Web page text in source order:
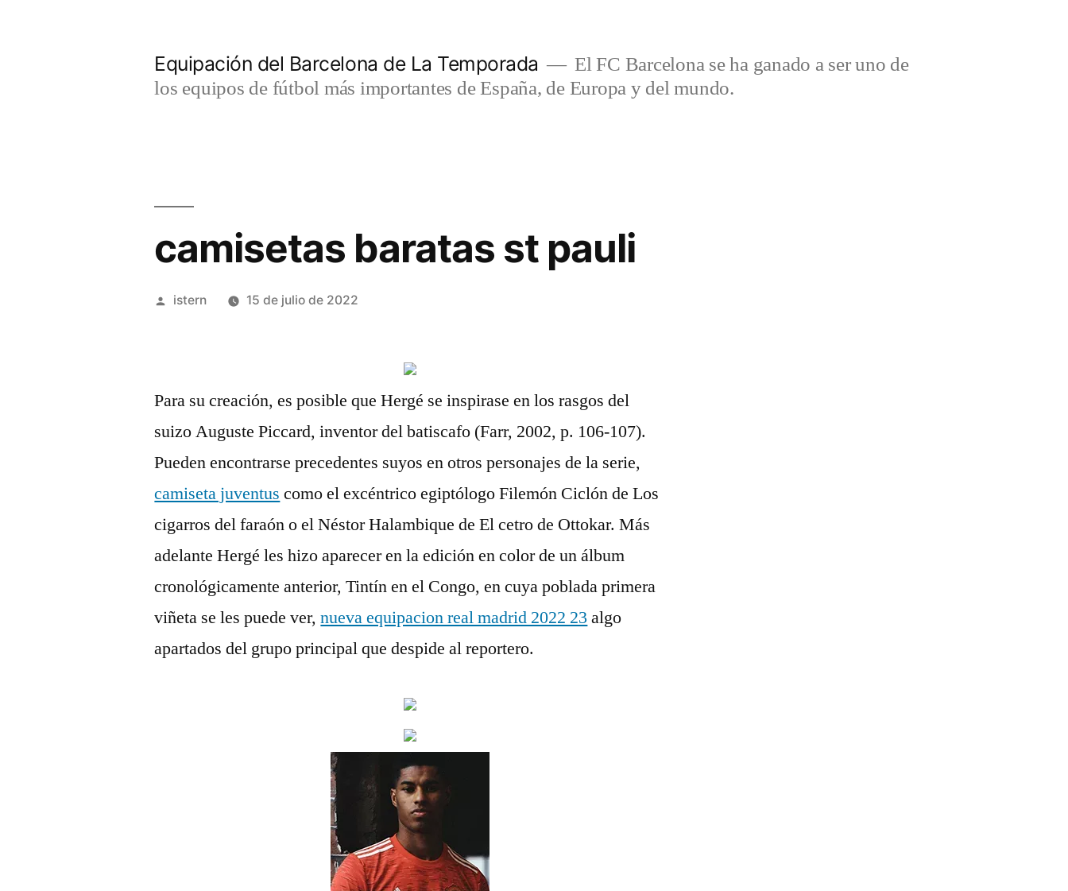
Equipación del Barcelona de La Temporada
El FC Barcelona se ha ganado a ser uno de
los equipos de fútbol más importantes de España, de Europa y del mundo.
camisetas baratas st pauli
Publicado
istern 15 de julio de 2022
Para su creación, es posible que Hergé se inspirase en los rasgos del
suizo Auguste Piccard, inventor del batiscafo (Farr, 2002, p. 106-107).
Pueden encontrarse precedentes suyos en otros personajes de la serie,
camiseta juventus como el excéntrico egiptólogo Filemón Ciclón de Los
cigarros del faraón o el Néstor Halambique de El cetro de Ottokar. Más
adelante Hergé les hizo aparecer en la edición en color de un álbum
cronológicamente anterior, Tintín en el Congo, en cuya poblada primera
viñeta se les puede ver,nueva equipacion real madrid 2022 23 algo
apartados del grupo principal que despide al reportero.